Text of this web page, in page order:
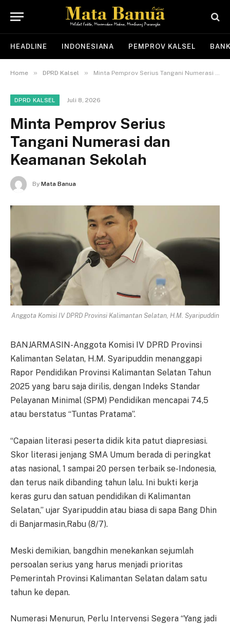
HEADLINE INDONESIANA PEMPROV KALSEL
Home » DPRD Kalsel » Minta Pemprov Serius Tangani Numerasi dan Keamanan Sekolah
DPRD KALSEL Juli 8, 2026
Minta Pemprov Serius
Tangani Numerasi dan
Keamanan Sekolah
By Mata Banua
Anggota Komisi IV DPRD Provinsi Kalimantan Selatan, H.M. Syaripuddin
BANJARMASIN-Anggota Komisi IV DPRD Provinsi
Kalimantan Selatan, H.M. Syaripuddin menanggapi
Rapor Pendidikan Provinsi Kalimantan Selatan Tahun
2025 yang baru saja dirilis, dengan Indeks Standar
Pelayanan Minimal (SPM) Pendidikan mencapai 74,5
atau berstatus “Tuntas Pratama”.
“Capaian literasi peserta didik kita patut diapresiasi.
Skor literasi jenjang SMA Umum berada di peringkat
atas nasional, 1 sampai 20 persen terbaik se-Indonesia,
dan terus naik dibanding tahun lalu. Ini bukti kerja
keras guru dan satuan pendidikan di Kalimantan
Selatan,” ujar Syaripuddin atau biasa di sapa Bang Dhin
di Banjarmasin,Rabu (8/7).
Meski demikian, bangdhin menekankan sejumlah
persoalan serius yang harus menjadi prioritas
Pemerintah Provinsi Kalimantan Selatan dalam satu
tahun ke depan.
Numerasi Menurun, Perlu Intervensi Segera “Yang jadi